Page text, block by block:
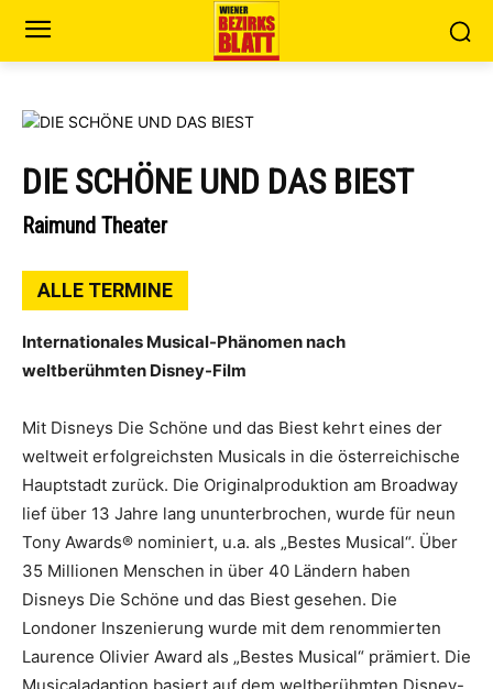
DIE SCHÖNE UND DAS BIEST
Raimund Theater
ALLE TERMINE
Internationales Musical-Phänomen nach
weltberühmten Disney-Film
Mit Disneys Die Schöne und das Biest kehrt eines der
weltweit erfolgreichsten Musicals in die österreichische
Hauptstadt zurück. Die Originalproduktion am Broadway
lief über 13 Jahre lang ununterbrochen, wurde für neun
Tony Awards® nominiert, u.a. als „Bestes Musical“. Über
35 Millionen Menschen in über 40 Ländern haben
Disneys Die Schöne und das Biest gesehen. Die
Londoner Inszenierung wurde mit dem renommierten
Laurence Olivier Award als „Bestes Musical“ prämiert. Die